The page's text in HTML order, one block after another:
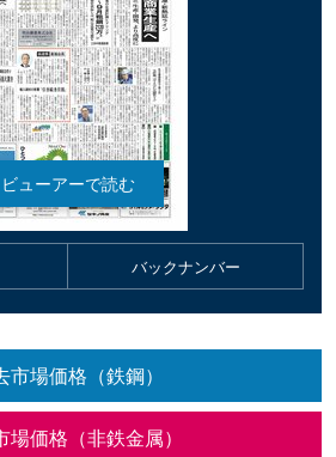
バックナンバー
市場価格（鉄鋼）
場価格（非鉄金属）